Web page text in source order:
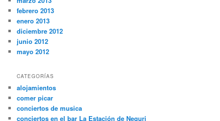
febrero 2013
enero 2013
diciembre 2012
junio 2012
mayo 2012
CATEGORÍAS
alojamientos
comer picar
conciertos de musica
conciertos en el bar La Estación de Neguri